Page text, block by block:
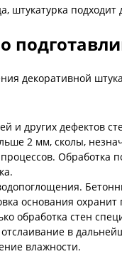
штукатурка
декоративной
и других дефектов
2 мм, сколы,
Обработка
основания охранит
обработка стен
в
влажности.